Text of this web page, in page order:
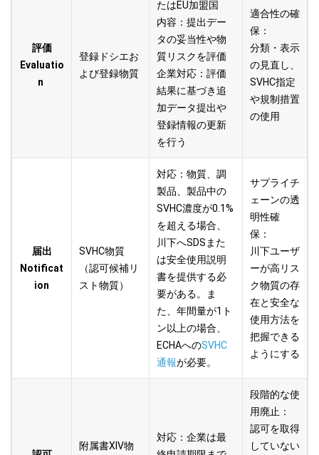
評価
Evaluatio
n
登録ドシエお
よび登録物質
たはEU加盟国
内容：提出デー
タの妥当性や物
質リスクを評価
企業対応：評価
結果に基づき追
加データ提出や
登録情報の更新
を行う
適合性の確
保：
分類・表示
の見直し、
SVHC指定
や規制措置
の使用
届出
Notificat
ion
SVHC物質
（認可候補リ
スト物質）
対応：物質、調
製品、製品中の
SVHC濃度が0.1%
を超える場合、
川下へSDSまた
は安全使用説明
書を提供する必
要がある。ま
た、年間量が1ト
ン以上の場合、
ECHAへのSVHC
通報が必要。
サプライチ
ェーンの透
明性確
保 ：
川下ユーザ
ーが高リス
ク物質の存
在と安全な
使用方法を
把握できる
ようにする
附属書XIV物
対応：企業は最
段階的な使
用廃止 ：
認可を取得
していない